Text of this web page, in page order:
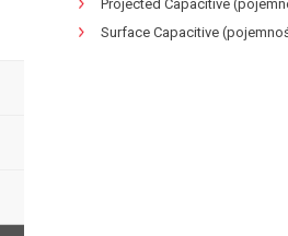
Projected Capacitive
Surface Capacitive